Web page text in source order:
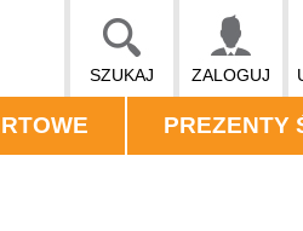
SZUKAJ ZALOGUJ
PREZENTY